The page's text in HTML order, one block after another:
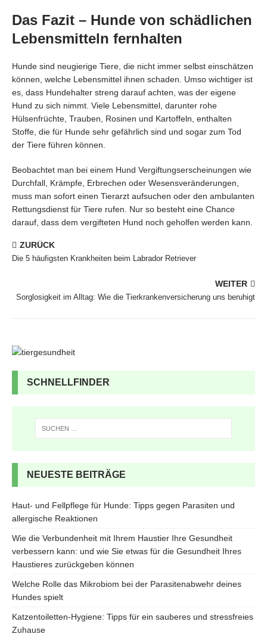
Das Fazit – Hunde von schädlichen
Lebensmitteln fernhalten
Hunde sind neugierige Tiere, die nicht immer selbst einschätzen
können, welche Lebensmittel ihnen schaden. Umso wichtiger ist
es, dass Hundehalter streng darauf achten, was der eigene
Hund zu sich nimmt. Viele Lebensmittel, darunter rohe
Hülsenfrüchte, Trauben, Rosinen und Kartoffeln, enthalten
Stoffe, die für Hunde sehr gefährlich sind und sogar zum Tod
der Tiere führen können.
Beobachtet man bei einem Hund Vergiftungserscheinungen wie
Durchfall, Krämpfe, Erbrechen oder Wesensveränderungen,
muss man sofort einen Tierarzt aufsuchen oder den ambulanten
Rettungsdienst für Tiere rufen. Nur so besteht eine Chance
darauf, dass dem vergifteten Hund noch geholfen werden kann.
ZURÜCK
Die 5 häufigsten Krankheiten beim Labrador Retriever
WEITER
Sorglosigkeit im Alltag: Wie die Tierkrankenversicherung uns beruhigt
SCHNELLFINDER
NEUESTE BEITRÄGE
Haut- und Fellpflege für Hunde: Tipps gegen Parasiten und
allergische Reaktionen
Wie die Verbundenheit mit Ihrem Haustier Ihre Gesundheit
verbessern kann: und wie Sie etwas für die Gesundheit Ihres
Haustieres zurückgeben können
Welche Rolle das Mikrobiom bei der Parasitenabwehr deines
Hundes spielt
Katzentoiletten-Hygiene: Tipps für ein sauberes und stressfreies
Zuhause